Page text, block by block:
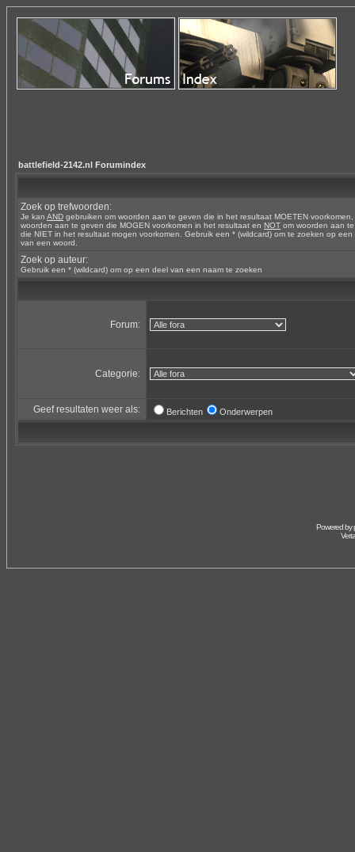
battlefield-2142.nl Forumindex
Zoek op trefwoorden:
Je kan AND gebruiken om woorden aan te geven die in het resultaat MOETEN voorkomen,
woorden aan te geven die MOGEN voorkomen in het resultaat en NOT om woorden aan
die NIET in het resultaat mogen voorkomen. Gebruik een * (wildcard) om te zoeken op een
van een woord.
Zoek op auteur:
Gebruik een * (wildcard) om op een deel van een naam te zoeken
Forum:
Categorie:
Geef resultaten weer als: Berichten Onderwerpen
Powered by